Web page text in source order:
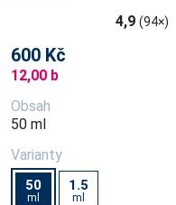
4,9 (94×)
600 Kč
12,00 b
Obsah
50 ml
Varianty
50
ml
1.5
ml